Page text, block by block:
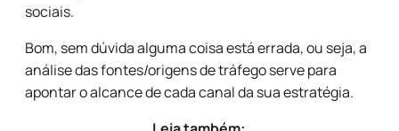
sociais.
Bom, sem dúvida alguma coisa está errada, ou seja, a
análise das fontes/origens de tráfego serve para
apontar o alcance de cada canal da sua estratégia.